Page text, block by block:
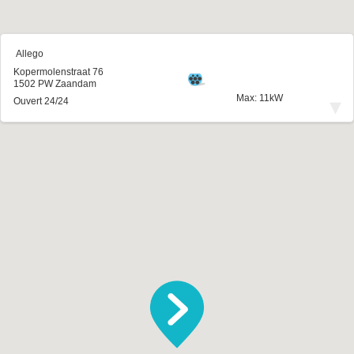
Allego
Kopermolenstraat 76
1502 PW Zaandam
Ouvert 24/24
Max: 11kW